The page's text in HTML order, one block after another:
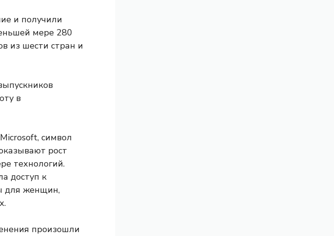
и получили
мере 280
из шести стран и
в
доступ к
для женщин,
произошли